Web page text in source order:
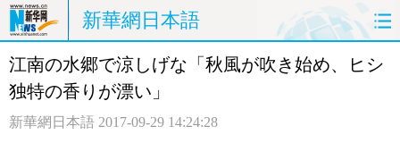
新華網日本語
ホームページ 政治 経済
江南の水郷で涼しげな「秋風が吹き始め、ヒシ
独特の香りが漂い」
新華網日本語 2017-09-29 14:24:28